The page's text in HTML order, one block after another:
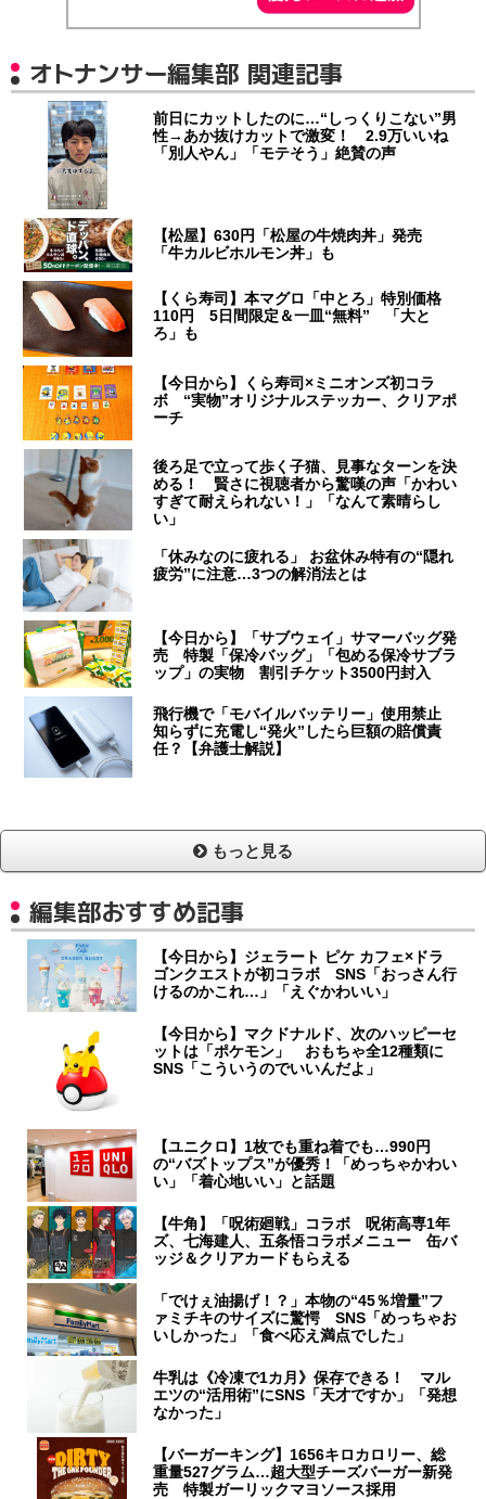
オトナンサー編集部 関連記事
前日にカットしたのに…“しっくりこない”男
性→あか抜けカットで激変！ 2.9万いいね
「別人やん」「モテそう」絶賛の声
【松屋】630円「松屋の牛焼肉丼」発売
「牛カルビホルモン丼」も
【くら寿司】本マグロ「中とろ」特別価格
110円 5日間限定＆一皿“無料” 「大と
ろ」も
【今日から】くら寿司×ミニオンズ初コラ
ボ “実物”オリジナルステッカー、クリアポ
ーチ
後ろ足で立って歩く子猫、見事なターンを決
める！ 賢さに視聴者から驚嘆の声「かわい
すぎて耐えられない！」「なんて素晴らし
い」
「休みなのに疲れる」 お盆休み特有の“隠れ
疲労”に注意…3つの解消法とは
【今日から】「サブウェイ」サマーバッグ発
売 特製「保冷バッグ」「包める保冷サブラ
ップ」の実物 割引チケット3500円封入
飛行機で「モバイルバッテリー」使用禁止
知らずに充電し“発火”したら巨額の賠償責
任？【弁護士解説】
もっと見る
編集部おすすめ記事
【今日から】ジェラート ピケ カフェ×ドラ
ゴンクエストが初コラボ SNS「おっさん行
けるのかこれ…」「えぐかわいい」
【今日から】マクドナルド、次のハッピーセ
ットは「ポケモン」 おもちゃ全12種類に
SNS「こういうのでいいんだよ」
【ユニクロ】1枚でも重ね着でも…990円
の“バズトップス”が優秀！「めっちゃかわい
い」「着心地いい」と話題
【牛角】「呪術廻戦」コラボ 呪術高専1年
ズ、七海建人、五条悟コラボメニュー 缶バ
ッジ＆クリアカードもらえる
「でけぇ油揚げ！？」本物の“45％増量”フ
ァミチキのサイズに驚愕 SNS「めっちゃお
いしかった」「食べ応え満点でした」
牛乳は《冷凍で1カ月》保存できる！ マル
エツの“活用術”にSNS「天才ですか」「発想
なかった」
【バーガーキング】1656キロカロリー、総
重量527グラム…超大型チーズバーガー新発
売 特製ガーリックマヨソース採用